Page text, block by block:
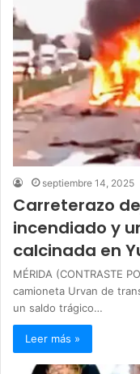
septiembre 14, 2025
Carreterazo
incendiado y
calcinada en
MÉRIDA (CONTRASTE
camioneta Urvan de
un saldo trágico…
Leer más »